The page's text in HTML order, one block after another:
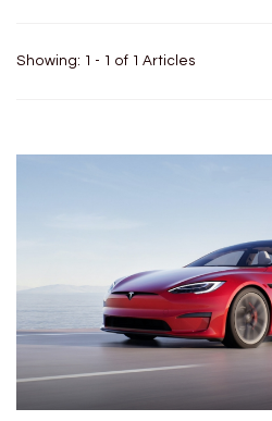
Showing: 1 - 1 of 1 Articles